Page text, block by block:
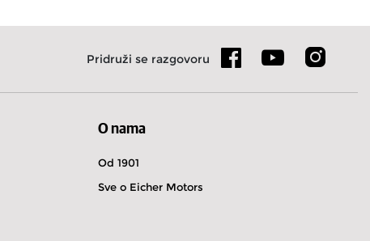
Pridruži se razgovoru
O nama
Od 1901
Sve o Eicher Motors